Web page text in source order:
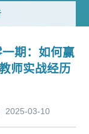
一期：如何赢
师实战经历
2025-03-10